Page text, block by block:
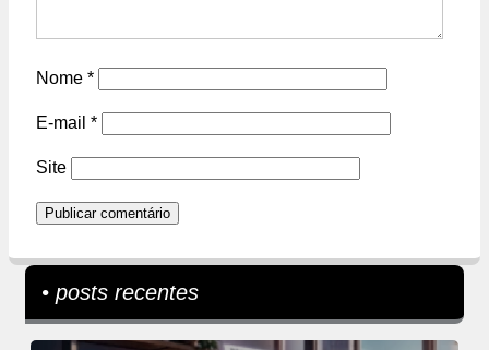
Nome *
E-mail *
Site
• posts recentes